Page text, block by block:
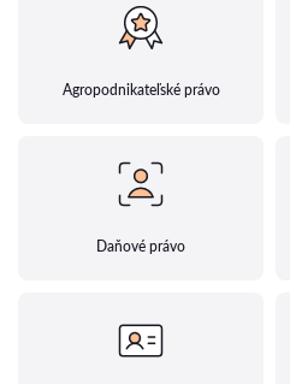
Agropodnikateľské právo
Daňové právo